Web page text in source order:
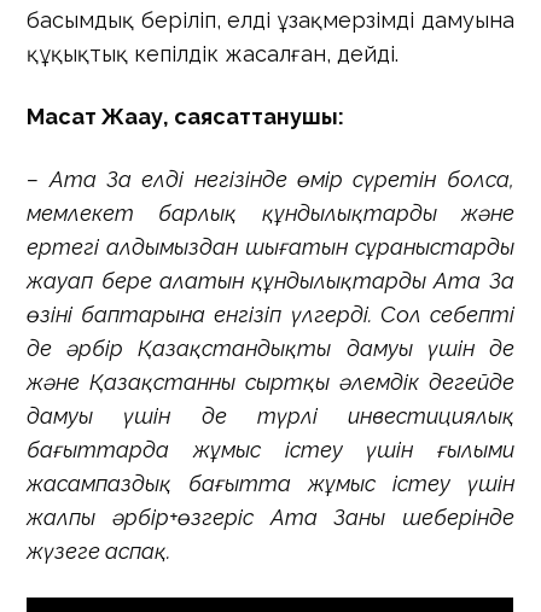
басымдық беріліп, елдің ұзақмерзімді дамуына
құқықтық кепілдік жасалған, дейді.
Мақсат Жақау, саясаттанушы:
– Ата Заң елдің негізінде өмір сүретін болса,
мемлекет барлық құндылықтарды және
ертеңгі алдымыздан шығатын сұраныстарды
жауап бере алатын құндылықтарды Ата Заң
өзінің баптарына енгізіп үлгерді. Сол себепті
де әрбір Қазақстандықтың дамуы үшін де
және Қазақстанның сыртқы әлемдік деңгейде
дамуы үшін де түрлі инвестициялық
бағыттарда жұмыс істеу үшін ғылыми
жасампаздық бағытта жұмыс істеу үшін
жалпы әрбір+өзгеріс Ата Заңның шеңберінде
жүзеге аспақ.